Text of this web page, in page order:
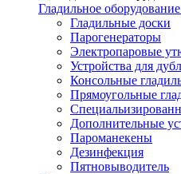
Гладильное
Гладильные доски
Парогенераторы
Электропаровые
Устройства для
Консольные
Прямоугольные
Дополнительные
Пароманекены
Дезинфекция
Пятновыводитель